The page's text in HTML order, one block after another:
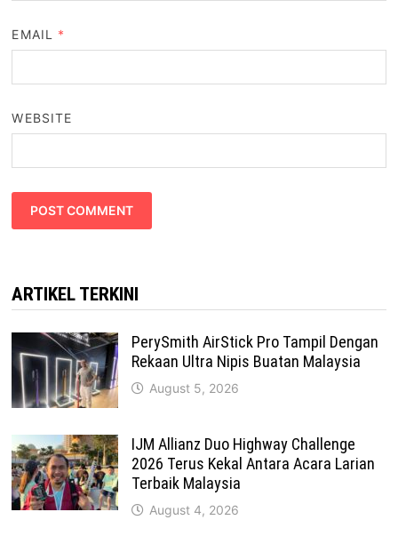
EMAIL *
WEBSITE
ARTIKEL TERKINI
PerySmith AirStick Pro Tampil Dengan
Rekaan Ultra Nipis Buatan Malaysia
August 5, 2026
IJM Allianz Duo Highway Challenge
2026 Terus Kekal Antara Acara Larian
Terbaik Malaysia
August 4, 2026